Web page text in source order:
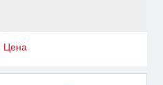
Цена